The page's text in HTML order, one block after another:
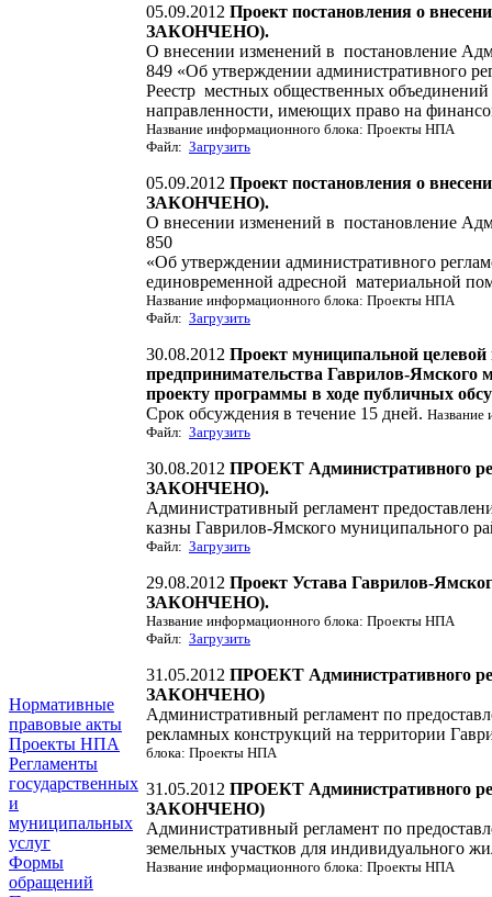
Нормативные
правовые акты
Проекты НПА
Регламенты
государственных
и
муниципальных
услуг
Формы
обращений
05.09.2012 Проект постановления о
ЗАКОНЧЕНО).
О внесении изменений в постановление
849 «Об утверждении административного
Реестр местных общественных
направленности, имеющих право на
Название информационного блока: Проекты НПА
Файл: Загрузить
05.09.2012 Проект постановления о
ЗАКОНЧЕНО).
О внесении изменений в постановление
850
«Об утверждении административного
единовременной адресной материальной
Название информационного блока: Проекты НПА
Файл: Загрузить
30.08.2012 Проект муниципальной
предпринимательства Гаврилов-Ямского
проекту программы в ходе
Срок обсуждения в течение 15 дней. Название
Файл: Загрузить
30.08.2012 ПРОЕКТ Административного
ЗАКОНЧЕНО).
Административный регламент
казны Гаврилов-Ямского муниципального
Файл: Загрузить
29.08.2012 Проект Устава Гаврилов-
ЗАКОНЧЕНО).
Название информационного блока: Проекты НПА
Файл: Загрузить
31.05.2012 ПРОЕКТ Административного
ЗАКОНЧЕНО)
Административный регламент по
рекламных конструкций на территории
блока: Проекты НПА
31.05.2012 ПРОЕКТ Административного
ЗАКОНЧЕНО)
Административный регламент по
земельных участков для индивидуального
Название информационного блока: Проекты НПА